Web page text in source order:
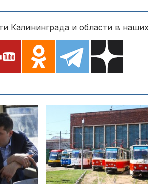
Калининграда и области в